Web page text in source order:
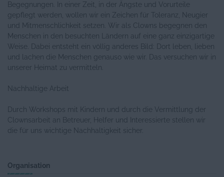
Begegnungen. In einer Zeit, in der Ängste und Vorurteile
gepflegt werden, wollen wir ein Zeichen für Toleranz, Neugier
und Mitmenschlichkeit setzen. Wir als Clowns begegnen den
Menschen in den besuchten Ländern auf eine ganz einzigartige
Weise. Dabei entsteht ein völlig anderes Bild: Dort leben, lieben
und lachen die Menschen genauso wie wir. Das versuchen wir in
unserer Heimat zu vermitteln.
Nachhaltige Arbeit
Durch Workshops mit Kindern und durch die Vermittlung der
Clownsarbeit an Betreuer, Helfer und Interessierte stellen wir
die für uns wichtige Nachhaltigkeit sicher.
Organisation